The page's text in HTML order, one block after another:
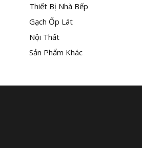
Thiết Bị Nhà Bếp
Gạch Ốp Lát
Nội Thất
Sản Phẩm Khác